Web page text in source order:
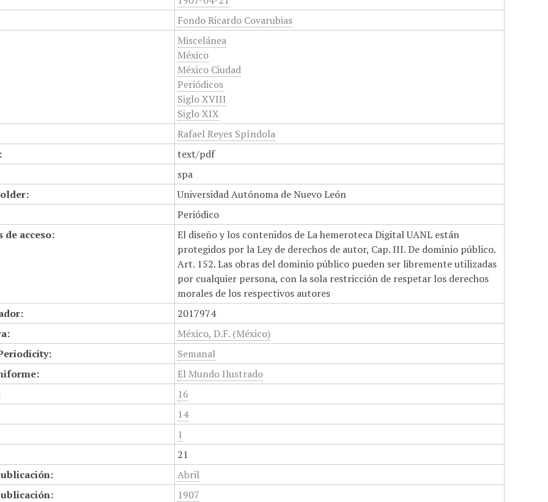
Fondo Ricardo Covarubias
Miscelánea
México
México Ciudad
Periódicos
Siglo XVIII
Siglo XIX
Rafael Reyes Spíndola
text/pdf
spa
Universidad Autónoma de Nuevo León
Periódico
de acceso:
El diseño y los contenidos de La hemeroteca Digital UANL están
protegidos por la Ley de derechos de autor, Cap. III. De dominio público.
Art. 152. Las obras del dominio público pueden ser libremente utilizadas
por cualquier persona, con la sola restricción de respetar los derechos
morales de los respectivos autores
2017974
México, D.F. (México)
Semanal
El Mundo Ilustrado
16
14
1
21
Abril
1907